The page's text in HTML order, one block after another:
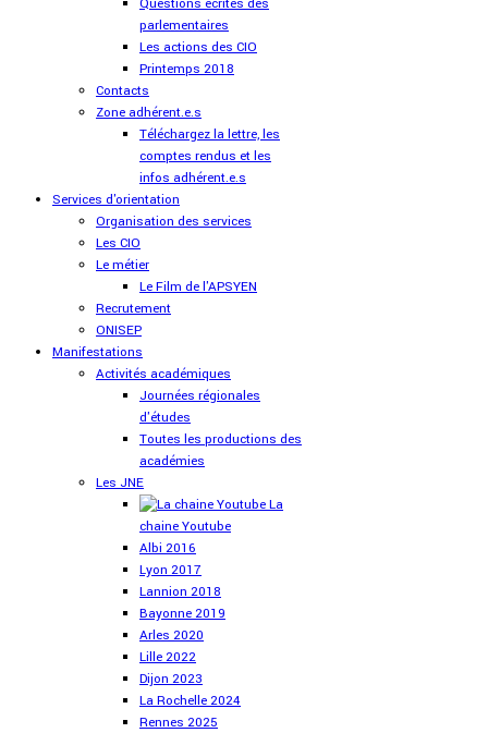
Questions écrites des
parlementaires
Les actions des CIO
Printemps 2018
Contacts
Zone adhérent.e.s
Téléchargez la lettre, les
comptes rendus et les
infos adhérent.e.s
Services d'orientation
Organisation des services
Les CIO
Le métier
Le Film de l'APSYEN
Recrutement
ONISEP
Manifestations
Activités académiques
Journées régionales
d'études
Toutes les productions des
académies
Les JNE
La
chaine Youtube
Albi 2016
Lyon 2017
Lannion 2018
Bayonne 2019
Arles 2020
Lille 2022
Dijon 2023
La Rochelle 2024
Rennes 2025